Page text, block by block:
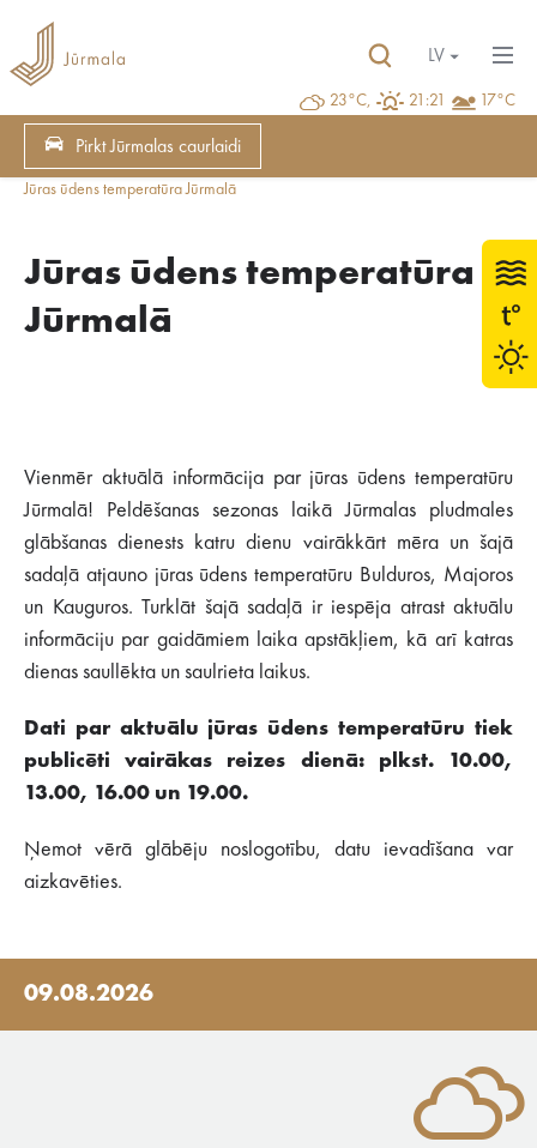
23°C, 21:21 17°C
LV
Pirkt Jūrmalas caurlaidi
Jūras ūdens temperatūra Jūrmalā
Jūras ūdens temperatūra
Jūrmalā
Vienmēr aktuālā informācija par jūras ūdens temperatūru
Jūrmalā! Peldēšanas sezonas laikā Jūrmalas pludmales
glābšanas dienests katru dienu vairākkārt mēra un šajā
sadaļā atjauno jūras ūdens temperatūru Bulduros, Majoros
un Kauguros. Turklāt šajā sadaļā ir iespēja atrast aktuālu
informāciju par gaidāmiem laika apstākļiem, kā arī katras
dienas saullēkta un saulrieta laikus.
Dati par aktuālu jūras ūdens temperatūru tiek
publicēti vairākas reizes dienā: plkst. 10.00,
13.00, 16.00 un 19.00.
Ņemot vērā glābēju noslogotību, datu ievadīšana var
aizkavēties.
09.08.2026